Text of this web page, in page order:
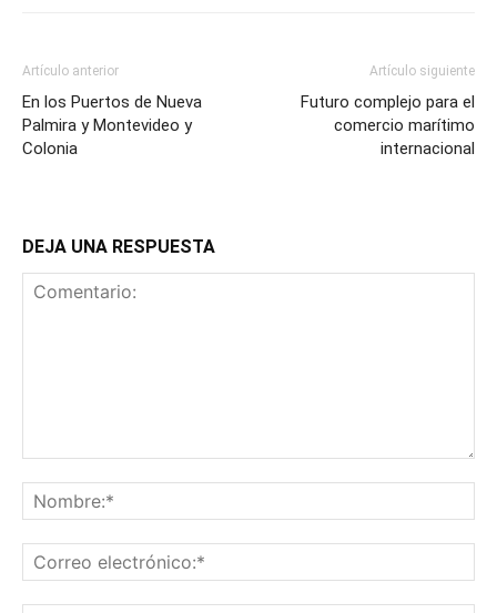
Artículo anterior
En los Puertos de Nueva
Palmira y Montevideo y
Colonia
Artículo siguiente
Futuro complejo para el
comercio marítimo
internacional
DEJA UNA RESPUESTA